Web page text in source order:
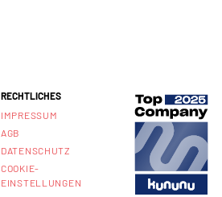
RECHTLICHES
IMPRESSUM
AGB
DATENSCHUTZ
COOKIE-
EINSTELLUNGEN